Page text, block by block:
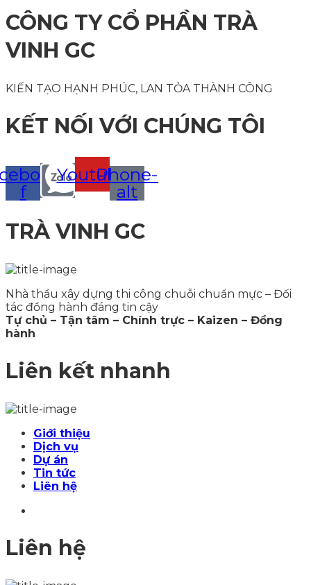
CÔNG TY CỔ PHẦN TRÀ
VINH GC
KIẾN TẠO HẠNH PHÚC, LAN TỎA THÀNH CÔNG
KẾT NỐI VỚI CHÚNG TÔI
f
YoutubePhone-
alt
TRÀ VINH GC
Nhà thầu xây dựng thi công chuỗi chuẩn mực – Đối
tác đồng hành đáng tin cậy
Tự chủ – Tận tâm – Chính trực – Kaizen – Đồng
hành
Liên kết nhanh
Giới thiệu
Dịch vụ
Dự án
Tin tức
Liên hệ
Liên hệ